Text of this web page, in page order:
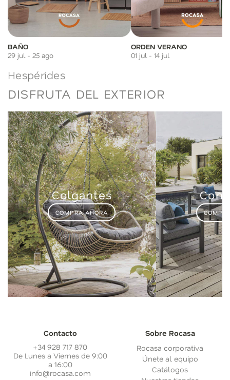
BAÑO
29 jul - 25 ago
ORDEN VERANO
01 jul - 14 jul
Hespérides
DISFRUTA DEL EXTERIOR
Colgantes
COMPRA AHORA
Contacto
+34 928 717 870
De Lunes a Viernes de 9:00
a 16:00
info@rocasa.com
Sobre Rocasa
Rocasa corporativa
Únete al equipo
Catálogos